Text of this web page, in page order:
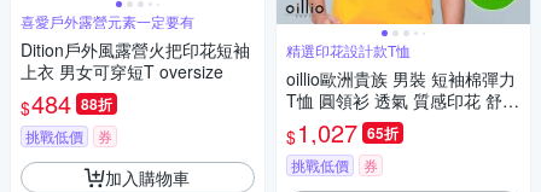
喜愛戶外露營元素一定要有
Dition戶外風露營火把印花短袖
上衣 男女可穿短T oversize
$484 88折
挑戰低價 券
加入購物車
精選印花設計款T恤
oillio歐洲貴族 男裝 短袖棉彈力
T恤 圓領衫 透氣 質感印花 舒適
輕量 黃色 法國品牌
$1,027 65折
挑戰低價 券